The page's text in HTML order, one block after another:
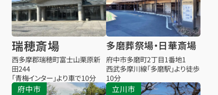
瑞穂斎場
西多摩郡瑞穂町富士山栗原新
田244
「青梅インター」より車で10分
多磨葬祭場・日華斎場
府中市多磨町2丁目1番地1
西武多摩川線「多磨駅」より徒歩
10分
府中市 立川市